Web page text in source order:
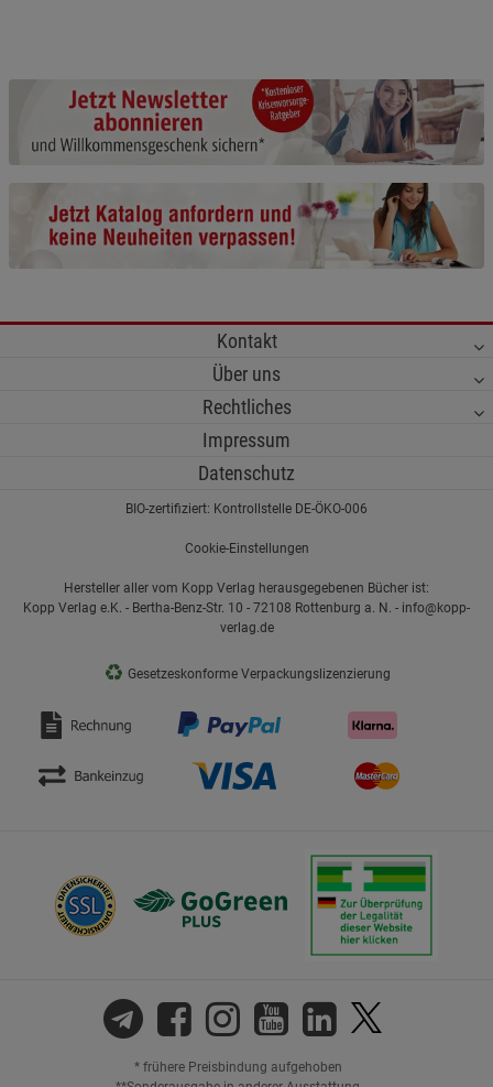
Kontakt
Über uns
Rechtliches
Impressum
Datenschutz
BIO-zertifiziert: Kontrollstelle DE-ÖKO-006
Cookie-Einstellungen
Hersteller aller vom Kopp Verlag herausgegebenen Bücher ist:
Kopp Verlag e.K. - Bertha-Benz-Str. 10 - 72108 Rottenburg a. N. - info@kopp-
verlag.de
♻ Gesetzeskonforme Verpackungslizenzierung
* frühere Preisbindung aufgehoben
Beschreibung Notwendige Cookies
Cookie-Informationenanzeigen
Funktionale Cookies (1) Funktionale
Beschreibung Funktionale Cookies
anzeigen
Statistik Cookies (2) Statistik Cookies
Beschreibung Statistik Cookies
Cookie-Informationen
Marketing Cookies (3)
Datenschutzerklärung Impressum